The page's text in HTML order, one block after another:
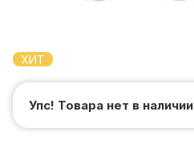
ХИТ
Упс! Товара нет в наличии